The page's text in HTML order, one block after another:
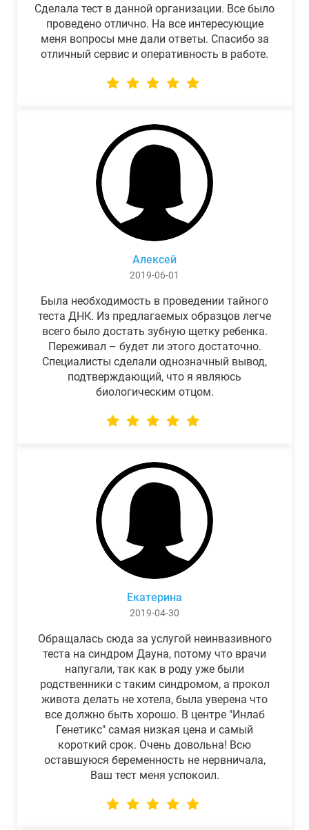
Сделала тест в данной организации. Все было
проведено отлично. На все интересующие
меня вопросы мне дали ответы. Спасибо за
отличный сервис и оперативность в работе.
Алексей
2019-06-01
Была необходимость в проведении тайного
теста ДНК. Из предлагаемых образцов легче
всего было достать зубную щетку ребенка.
Переживал – будет ли этого достаточно.
Специалисты сделали однозначный вывод,
подтверждающий, что я являюсь
биологическим отцом.
Екатерина
2019-04-30
Обращалась сюда за услугой неинвазивного
теста на синдром Дауна, потому что врачи
напугали, так как в роду уже были
родственники с таким синдромом, а прокол
живота делать не хотела, была уверена что
все должно быть хорошо. В центре "Инлаб
Генетикс" самая низкая цена и самый
короткий срок. Очень довольна! Всю
оставшуюся беременность не нервничала,
Ваш тест меня успокоил.